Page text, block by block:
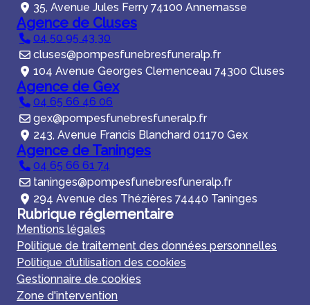
35, Avenue Jules Ferry 74100 Annemasse
Agence de Cluses
04 50 95 43 30
cluses@pompesfunebresfuneralp.fr
104 Avenue Georges Clemenceau 74300 Cluses
Agence de Gex
04 65 66 46 06
gex@pompesfunebresfuneralp.fr
243, Avenue Francis Blanchard 01170 Gex
Agence de Taninges
04 65 66 61 74
taninges@pompesfunebresfuneralp.fr
294 Avenue des Thézières 74440 Taninges
Rubrique réglementaire
Mentions légales
Politique de traitement des données personnelles
Politique d’utilisation des cookies
Gestionnaire de cookies
Zone d'intervention